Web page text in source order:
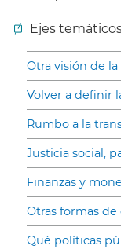
Ejes
Otra visión de
Volver a definir
Rumbo a la
Justicia social,
Finanzas y
Otras formas
Qué políticas